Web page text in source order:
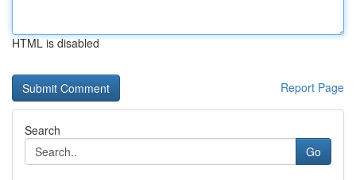
HTML is disabled
Report Page
Search
Go